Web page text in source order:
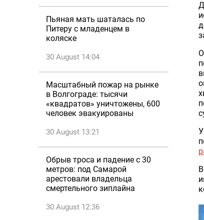
Пьяная мать шаталась по
Питеру с младенцем в
коляске
30 August 14:04
Масштабный пожар на рынке
в Волгограде: тысячи
«квадратов» уничтожены, 600
человек эвакуированы
30 August 13:21
Обрыв троса и падение с 30
метров: под Самарой
арестовали владельца
смертельного зиплайна
30 August 12:36